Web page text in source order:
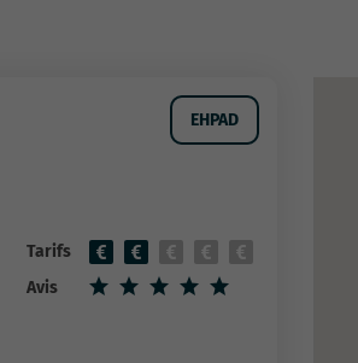
EHPAD
Tarifs
Avis